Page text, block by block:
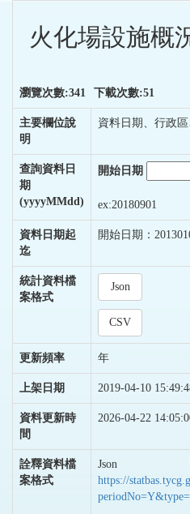
火化場設施概
瀏覽次數:341 下載次數:51
主要欄位說
明
資料日期、行政
查詢資料日
期
(yyyyMMdd)
開始日期
ex:20180901
資料日期起
迄
開始日期：
統計資料檔
案格式
Json
CSV
更新頻率 年
上架日期 2019-04-10
資料更新時
間
2026-04-22
詮釋資料檔
案格式
Json
https://